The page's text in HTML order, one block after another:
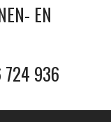
EN
724 936